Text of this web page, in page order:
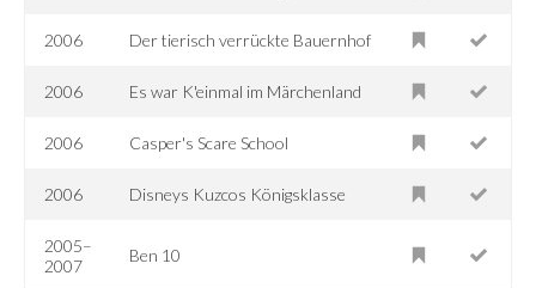
2006 Der tierisch verrückte Bauernhof
2006 Es war K'einmal im Märchenland
2006 Casper's Scare School
2006 Disneys Kuzcos Königsklasse
2005–
2007
Ben 10